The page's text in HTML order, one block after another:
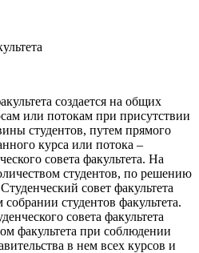
создается на общих
или потокам при присутствии
студентов, путем прямого
курса или потока –
совета факультета. На
студентов, по решению
совет факультета
студентов факультета.
совета факультета
факультета при соблюдении
в нем всех курсов и